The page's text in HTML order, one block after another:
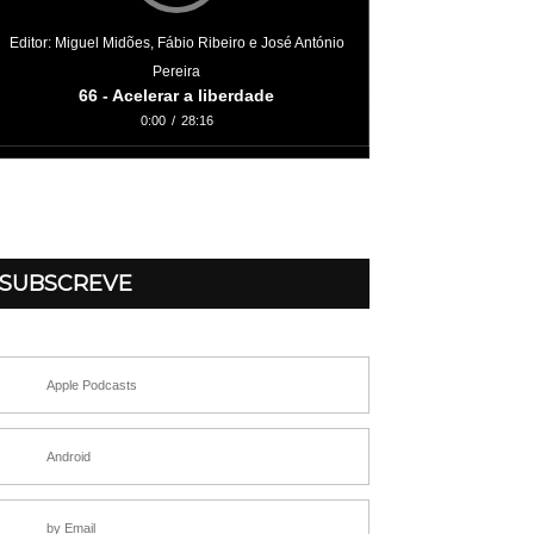
Editor: Miguel Midões, Fábio Ribeiro e José António
Pereira
66 - Acelerar a liberdade
0:00 / 28:16
SUBSCREVE
Apple Podcasts
Android
by Email